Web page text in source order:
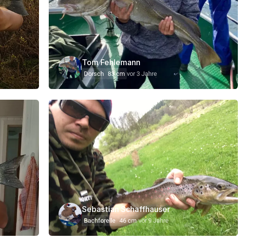
Tom Fehlemann
Dorsch 83 cm vor 3 Jahre
Sebastian Schaffhauser
Bachforelle 46 cm vor 9 Jahre